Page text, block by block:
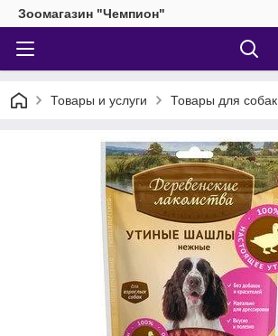
Зоомагазин "Чемпион"
Товары и услуги Товары для собак